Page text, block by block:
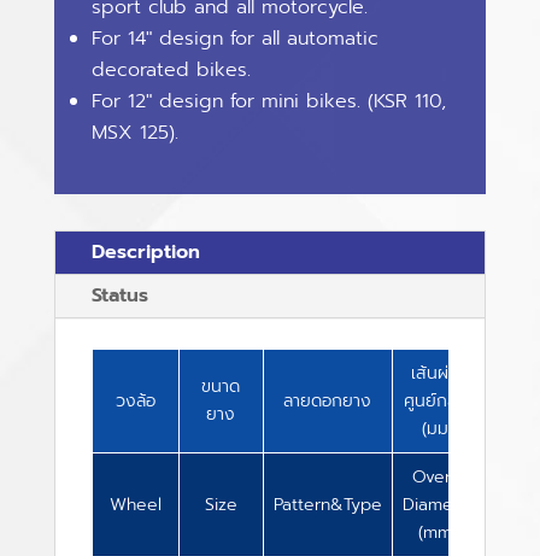
sport club and all motorcycle.
For 14″ design for all automatic
decorated bikes.
For 12″ design for mini bikes. (KSR 110,
MSX 125).
Description
Status
วงล้อ
ขนาด
ยาง
ลายดอกยาง
เส้นผ่าน
ศูนย์กลาง
(มม.)
Wheel Size Pattern&Type
Overall
Diameter
(mm.)